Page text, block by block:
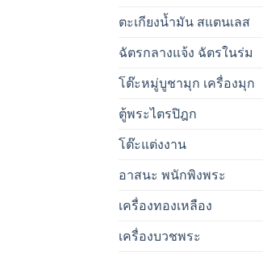
ตะเกียงน้ำมัน สแตนเลส
ฉัตรกลางแจ้ง ฉัตรในร่ม
โต๊ะหมู่บูชามุก เครื่องมุก
ตู้พระไตรปิฎก
โต๊ะแต่งงาน
อาสนะ พนักพิงพระ
เครื่องทองเหลือง
เครื่องบวชพระ